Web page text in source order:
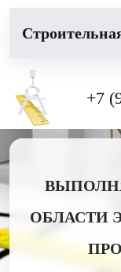
+7
ОБЛАСТИ